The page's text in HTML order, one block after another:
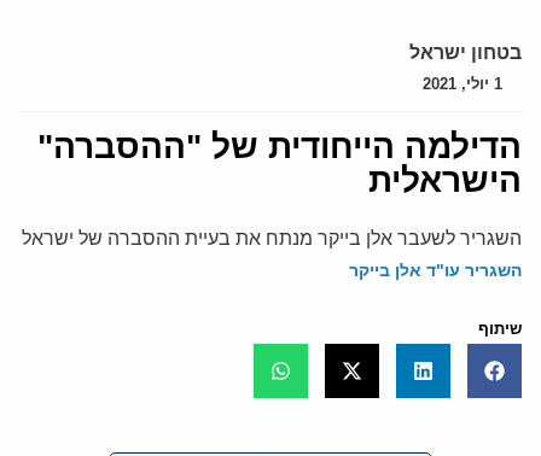
בטחון ישראל
1 יולי, 2021
הדילמה הייחודית של "ההסברה"
הישראלית
השגריר לשעבר אלן בייקר מנתח את בעיית ההסברה של ישראל
השגריר עו"ד אלן בייקר
שיתוף